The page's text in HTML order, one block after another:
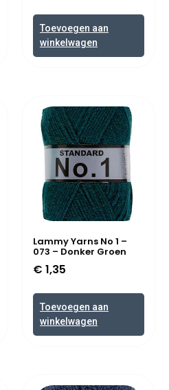
Toevoegen aan
winkelwagen
Lammy Yarns No 1 –
073 – Donker Groen
€ 1,35
Toevoegen aan
winkelwagen